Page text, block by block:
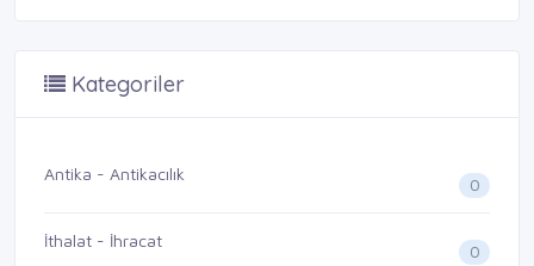
Kategoriler
Antika - Antikacılık
0
İthalat - İhracat
0